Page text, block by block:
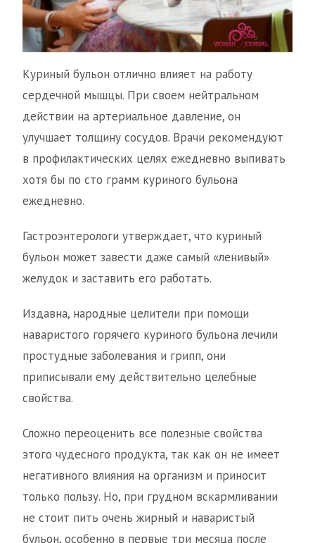
Куриный бульон отлично влияет на работу
сердечной мышцы. При своем нейтральном
действии на артериальное давление, он
улучшает толщину сосудов. Врачи рекомендуют
в профилактических целях ежедневно выпивать
хотя бы по сто грамм куриного бульона
ежедневно.
Гастроэнтерологи утверждает, что куриный
бульон может завести даже самый «ленивый»
желудок и заставить его работать.
Издавна, народные целители при помощи
наваристого горячего куриного бульона лечили
простудные заболевания и грипп, они
приписывали ему действительно целебные
свойства.
Сложно переоценить все полезные свойства
этого чудесного продукта, так как он не имеет
негативного влияния на организм и приносит
только пользу. Но, при грудном вскармливании
не стоит пить очень жирный и наваристый
бульон, особенно в первые три месяца после